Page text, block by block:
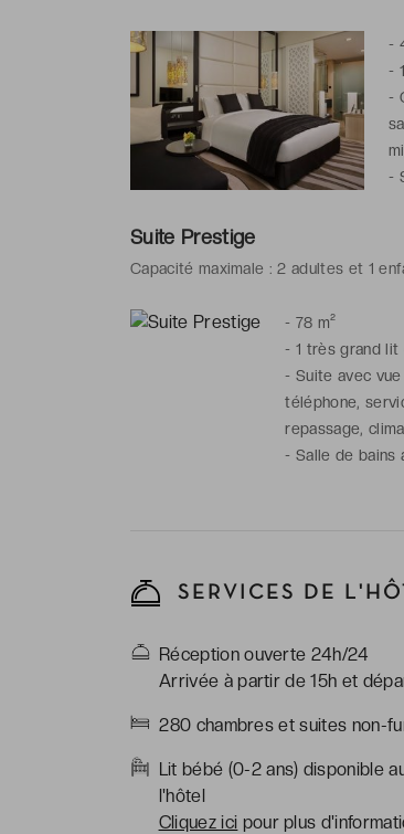
-
-
-
-
Suite Prestige
Capacité maximale : 2 adultes et 1
-78 m²
-1 très grand
-Suite avec
téléphone,
repassage,
-Salle de bains
SERVICES DE
Réception ouverte 24h/24
Arrivée à partir de 15h et
280 chambres et suites non-
Lit bébé (0-2 ans) disponible
l'hôtel
Cliquez ici pour plus